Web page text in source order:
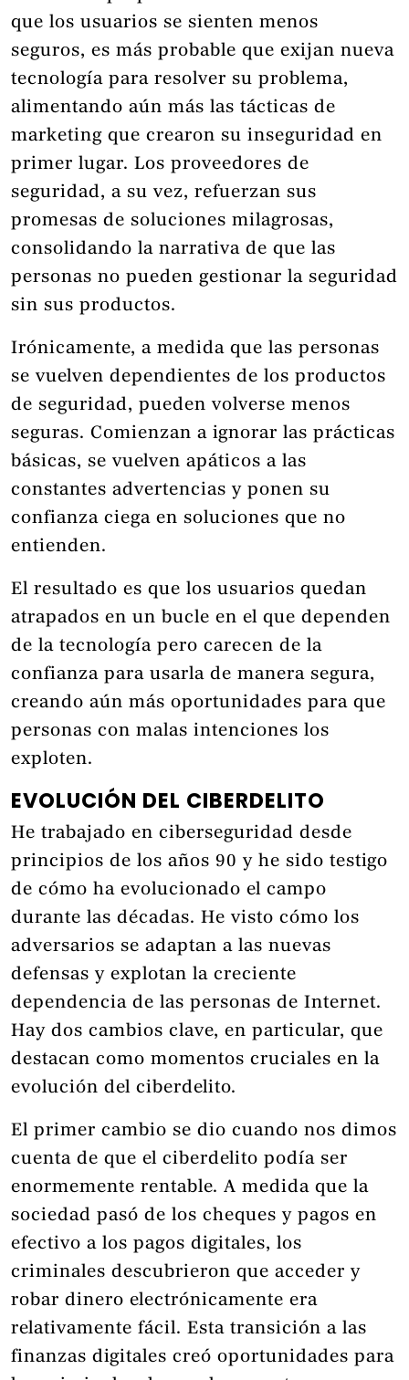
que los usuarios se sienten menos
seguros, es más probable que exijan nueva
tecnología para resolver su problema,
alimentando aún más las tácticas de
marketing que crearon su inseguridad en
primer lugar. Los proveedores de
seguridad, a su vez, refuerzan sus
promesas de soluciones milagrosas,
consolidando la narrativa de que las
personas no pueden gestionar la seguridad
sin sus productos.
Irónicamente, a medida que las personas
se vuelven dependientes de los productos
de seguridad, pueden volverse menos
seguras. Comienzan a ignorar las prácticas
básicas, se vuelven apáticos a las
constantes advertencias y ponen su
confianza ciega en soluciones que no
entienden.
El resultado es que los usuarios quedan
atrapados en un bucle en el que dependen
de la tecnología pero carecen de la
confianza para usarla de manera segura,
creando aún más oportunidades para que
personas con malas intenciones los
exploten.
EVOLUCIÓN DEL CIBERDELITO
He trabajado en ciberseguridad desde
principios de los años 90 y he sido testigo
de cómo ha evolucionado el campo
durante las décadas. He visto cómo los
adversarios se adaptan a las nuevas
defensas y explotan la creciente
dependencia de las personas de Internet.
Hay dos cambios clave, en particular, que
destacan como momentos cruciales en la
evolución del ciberdelito.
El primer cambio se dio cuando nos dimos
cuenta de que el ciberdelito podía ser
enormemente rentable. A medida que la
sociedad pasó de los cheques y pagos en
efectivo a los pagos digitales, los
criminales descubrieron que acceder y
robar dinero electrónicamente era
relativamente fácil. Esta transición a las
finanzas digitales creó oportunidades para